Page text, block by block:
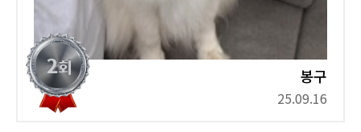
봉구
25.09.16